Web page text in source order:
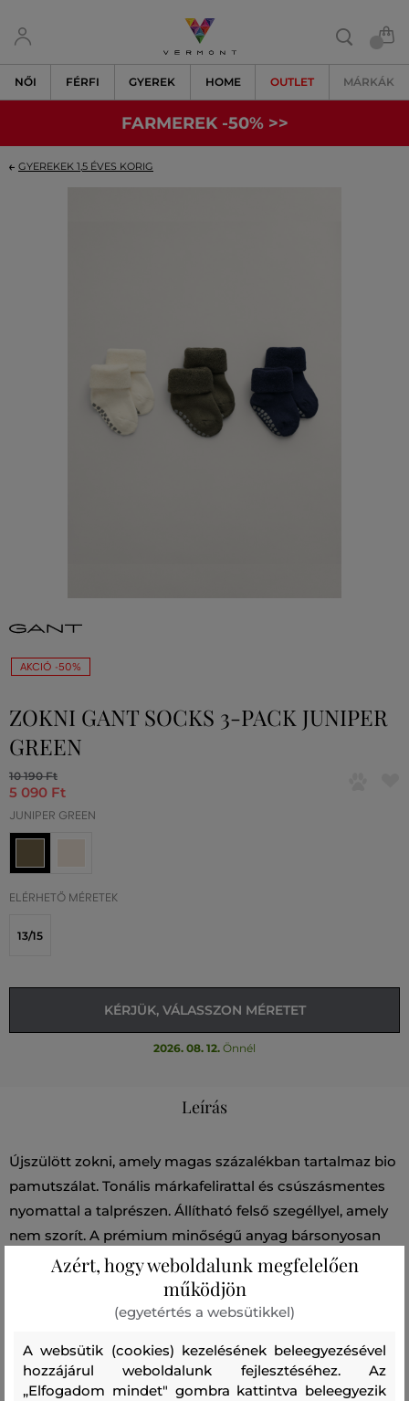
NŐI FÉRFI GYEREK HOME OUTLET MÁRKÁK
FARMEREK -50% >>
GYEREKEK 1,5 ÉVES KORIG
AKCIÓ -50%
ZOKNI GANT SOCKS 3-PACK JUNIPER
GREEN
10 190 Ft
5 090 Ft
JUNIPER GREEN
ELÉRHETŐ MÉRETEK
13/15
KÉRJÜK, VÁLASSZON MÉRETET
2026. 08. 12. Önnél
Leírás
Újszülött zokni, amely magas százalékban tartalmaz bio
pamutszálat. Tonális márkafelirattal és csúszásmentes
nyomattal a talprészen. Állítható felső szegéllyel, amely
nem szorít. A prémium minőségű anyag bársonyosan
puha tapintású frottír jersey-ből készült, amely
egyedülállóan melegen tart, ugyanakkor azonban
légáteresztő képességet és rendkívül kényelmes érzést
csomagolás három párat tartalmaz ebből a praktikus
kiegészítőből.
Azért, hogy weboldalunk megfelelően
működjön
(egyetértés a websütikkel)
A websütik (cookies) kezelésének beleegyezésével
hozzájárul weboldalunk fejlesztéséhez. Az
„Elfogadom mindet" gombra kattintva beleegyezik